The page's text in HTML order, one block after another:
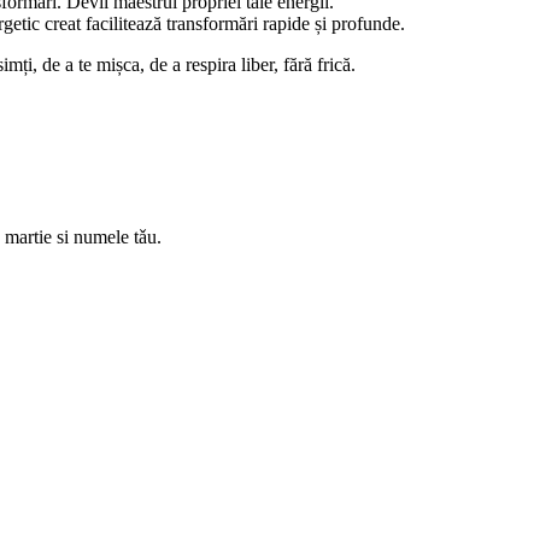
creat facilitează transformări rapide și profunde.
de a te mișca, de a respira liber, fără frică.
si numele tǎu.